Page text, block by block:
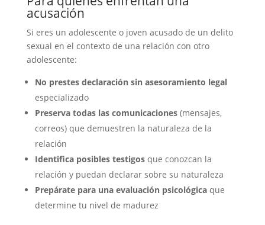
acusación
Si eres un adolescente o joven acusado de un delito
sexual en el contexto de una relación con otro
adolescente:
No prestes declaración sin asesoramiento legal
especializado
Preserva todas las comunicaciones(mensajes,
correos) que demuestren la naturaleza de la
relación
Identifica posibles testigosque conozcan la
relación y puedan declarar sobre su naturaleza
Prepárate para una evaluación psicológicaque
determine tu nivel de madurez